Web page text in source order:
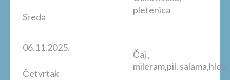
Sreda
pletenica
06.11.2025.
Četvrtak
Čaj ,
mileram,pil. salama,hleb